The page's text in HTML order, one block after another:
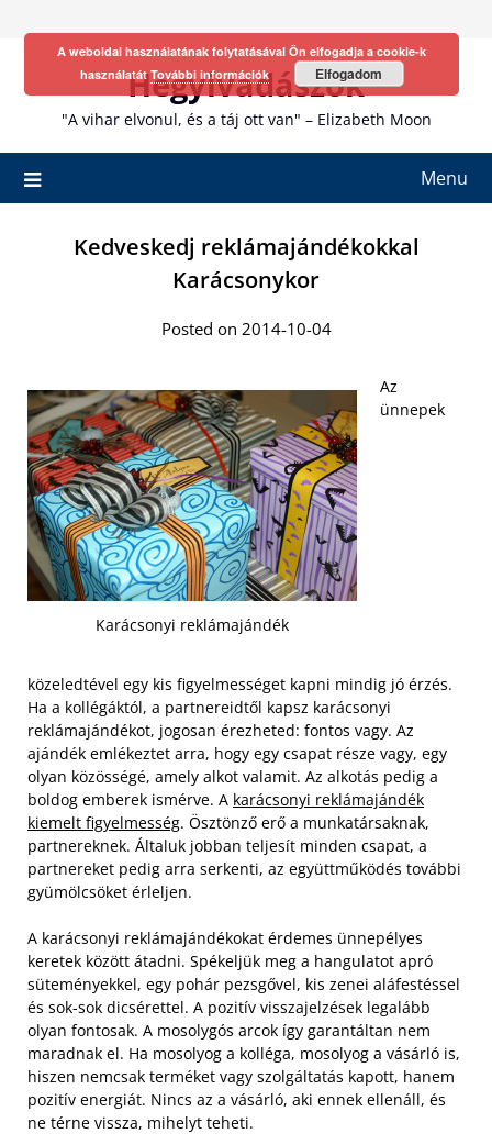
Hegyivadászok
"A vihar elvonul, és a táj ott van" – Elizabeth Moon
Menu
Kedveskedj reklámajándékokkal
Karácsonykor
Posted on 2014-10-04
Karácsonyi reklámajándék
Az
ünnepek
közeledtével egy kis figyelmességet kapni mindig jó érzés.
Ha a kollégáktól, a partnereidtől kapsz karácsonyi
reklámajándékot, jogosan érezheted: fontos vagy. Az
ajándék emlékeztet arra, hogy egy csapat része vagy, egy
olyan közösségé, amely alkot valamit. Az alkotás pedig a
boldog emberek ismérve. A karácsonyi reklámajándék
kiemelt figyelmesség. Ösztönző erő a munkatársaknak,
partnereknek. Általuk jobban teljesít minden csapat, a
partnereket pedig arra serkenti, az együttműködés további
gyümölcsöket érleljen.
A karácsonyi reklámajándékokat érdemes ünnepélyes
keretek között átadni. Spékeljük meg a hangulatot apró
süteményekkel, egy pohár pezsgővel, kis zenei aláfestéssel
és sok-sok dicsérettel. A pozitív visszajelzések legalább
olyan fontosak. A mosolygós arcok így garantáltan nem
maradnak el. Ha mosolyog a kolléga, mosolyog a vásárló is,
hiszen nemcsak terméket vagy szolgáltatás kapott, hanem
pozitív energiát. Nincs az a vásárló, aki ennek ellenáll, és
ne térne vissza, mihelyt teheti.
A weboldal használatának folytatásával Ön elfogadja a cookie-k
használatátTovábbi információk Elfogadom